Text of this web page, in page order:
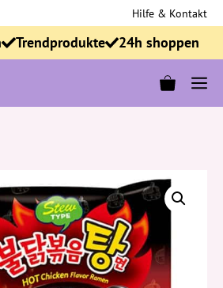
Hilfe & Kontakt
Trendprodukte 24h shoppen